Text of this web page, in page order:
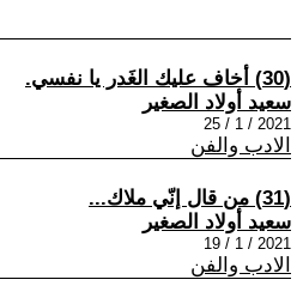
(30) أخاف عليك الغَدر يا نفسي.
سعيد أولاد الصغير
2021 / 1 / 25
الادب والفن
(31) من قال إنّي ملاك...
سعيد أولاد الصغير
2021 / 1 / 19
الادب والفن